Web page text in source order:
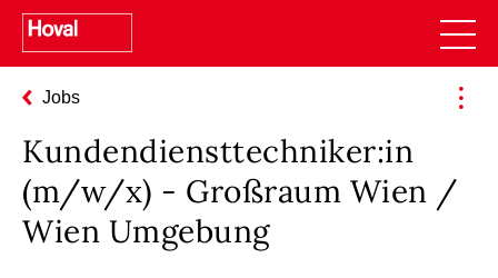
Jobs
Kundendiensttechniker:in
(m/w/x) - Großraum Wien /
Wien Umgebung